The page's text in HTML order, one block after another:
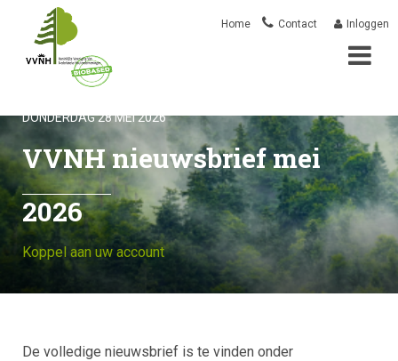
Overslaan
inhoud
gaan
User
menu
Home Contact Inloggen
DONDERDAG 28 MEI 2026
VVNH nieuwsbrief mei
2026
Koppel aan uw account
De volledige nieuwsbrief is te vinden onder